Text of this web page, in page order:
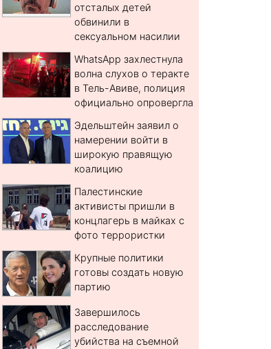
отсталых детей
обвинили в
сексуальном насилии
WhatsApp захлестнула
волна слухов о теракте
в Тель-Авиве, полиция
официально опровергла
Эдельштейн заявил о
намерении войти в
широкую правящую
коалицию
Палестинские
активисты пришли в
концлагерь в майках с
фото террористки
Крупные политики
готовы создать новую
партию
Завершилось
расследование
убийства на съемной